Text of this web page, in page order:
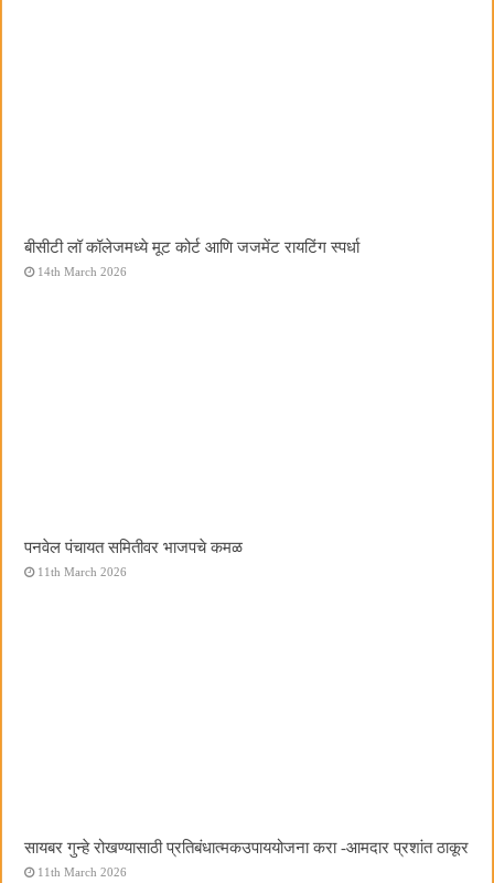
बीसीटी लॉ कॉलेजमध्ये मूट कोर्ट आणि जजमेंट रायटिंग स्पर्धा
14th March 2026
पनवेल पंचायत समितीवर भाजपचे कमळ
11th March 2026
सायबर गुन्हे रोखण्यासाठी प्रतिबंधात्मकउपाययोजना करा -आमदार प्रशांत ठाकूर
11th March 2026